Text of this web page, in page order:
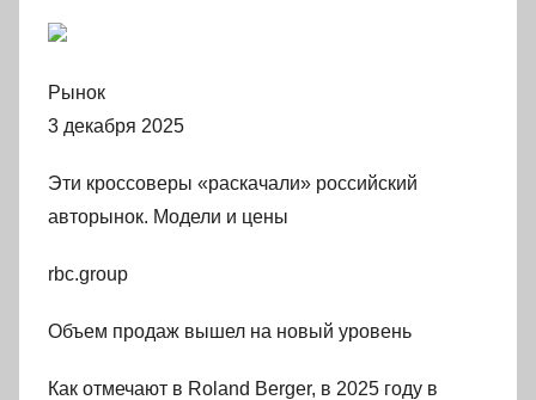
Рынок
3 декабря 2025
Эти кроссоверы «раскачали» российский
авторынок. Модели и цены
rbc.group
Объем продаж вышел на новый уровень
Как отмечают в Roland Berger, в 2025 году в